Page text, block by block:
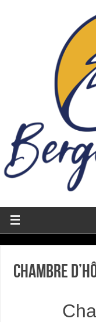
Chambre